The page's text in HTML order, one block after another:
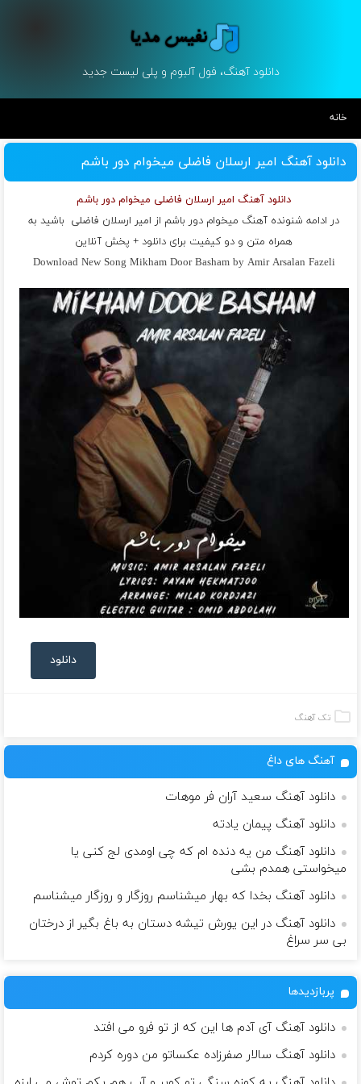
دانلود آهنگ، فول آلبوم و پلی لیست جدید
خانه
دانلود آهنگ امیر ارسلان فاضلی میخوام دور باشم
دانلود آهنگ امیر ارسلان فاضلی میخوام دور باشم
در ادامه شنونده آهنگ میخوام دور باشم از امیر ارسلان فاضلی باشید به
همراه متن و دو کیفیت برای دانلود + پخش آنلاین
Download New Song Mikham Door Basham by Amir Arsalan Fazeli
دانلود
تک آهنگ
آهنگ های داغ
دانلود آهنگ سعید آران فر موهات
دانلود آهنگ پیمان یادته
دانلود آهنگ من یه دنده ام که چی اومدی لج کنی یا
میخواستی همدم بشی
دانلود آهنگ بخدا که بهار میشناسم روزگار و روزگار میشناسم
دانلود آهنگ در این یورش تیشه دستان به باغ بگیر از درختان
بی سر سراغ
پربازدیدها
دانلود آهنگ آی آدم ها این که از تو فرو می افتد
دانلود آهنگ سالار صفرزاده عکساتو من دوره کردم